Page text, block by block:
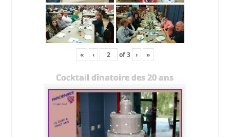
« ‹ of3 › »
Cocktail dînatoire des 20 ans